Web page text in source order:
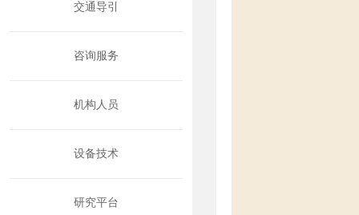
交通导引
咨询服务
机构人员
设备技术
研究平台